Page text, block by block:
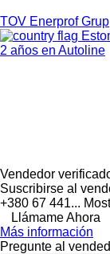
TOV Enerprof Grup
2 años en Autoline
Vendedor
Suscribirse al
+380 67 441...
Llámame Ahora
Más información
Pregunte al